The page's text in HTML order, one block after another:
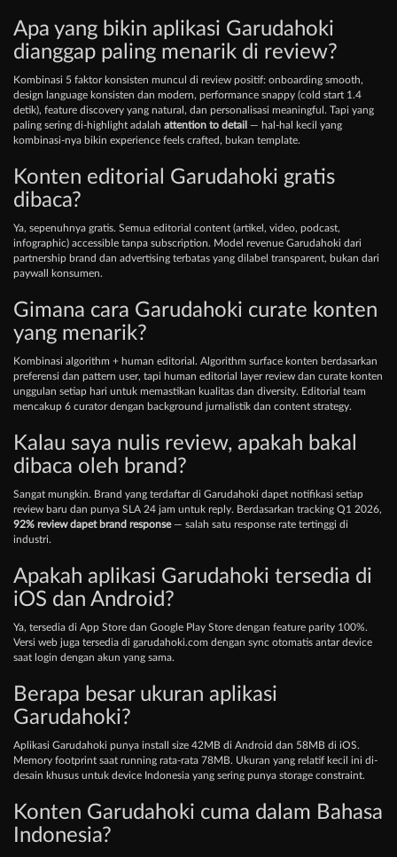
Apa yang bikin aplikasi Garudahoki
dianggap paling menarik di review?
Kombinasi 5 faktor konsisten muncul di review positif: onboarding smooth,
design language konsisten dan modern, performance snappy (cold start 1.4
detik), feature discovery yang natural, dan personalisasi meaningful. Tapi yang
paling sering di-highlight adalah attention to detail — hal-hal kecil yang
kombinasi-nya bikin experience feels crafted, bukan template.
Konten editorial Garudahoki gratis
dibaca?
Ya, sepenuhnya gratis. Semua editorial content (artikel, video, podcast,
infographic) accessible tanpa subscription. Model revenue Garudahoki dari
partnership brand dan advertising terbatas yang dilabel transparent, bukan dari
paywall konsumen.
Gimana cara Garudahoki curate konten
yang menarik?
Kombinasi algorithm + human editorial. Algorithm surface konten berdasarkan
preferensi dan pattern user, tapi human editorial layer review dan curate konten
unggulan setiap hari untuk memastikan kualitas dan diversity. Editorial team
mencakup 6 curator dengan background jurnalistik dan content strategy.
Kalau saya nulis review, apakah bakal
dibaca oleh brand?
Sangat mungkin. Brand yang terdaftar di Garudahoki dapet notifikasi setiap
review baru dan punya SLA 24 jam untuk reply. Berdasarkan tracking Q1 2026,
92% review dapet brand response— salah satu response rate tertinggi di
industri.
Apakah aplikasi Garudahoki tersedia di
iOS dan Android?
Ya, tersedia di App Store dan Google Play Store dengan feature parity 100%.
Versi web juga tersedia di garudahoki.com dengan sync otomatis antar device
saat login dengan akun yang sama.
Berapa besar ukuran aplikasi
Garudahoki?
Aplikasi Garudahoki punya install size 42MB di Android dan 58MB di iOS.
Memory footprint saat running rata-rata 78MB. Ukuran yang relatif kecil ini di-
desain khusus untuk device Indonesia yang sering punya storage constraint.
Konten Garudahoki cuma dalam Bahasa
Indonesia?